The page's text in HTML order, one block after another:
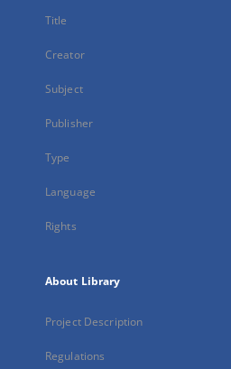
Title
Creator
Subject
Publisher
Type
Language
Rights
About Library
Project Description
Regulations